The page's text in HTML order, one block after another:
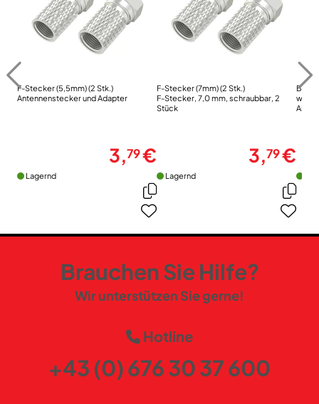
F-Stecker (5,5mm) (2 Stk.)
Antennenstecker und Adapter
3,79€
Lagernd
F-Stecker (7mm) (2 Stk.)
F-Stecker, 7,0 mm, schraubbar, 2
Stück
3,79€
Lagernd
BK/
weiss
Brauchen Sie Hilfe?
Wir unterstützen Sie gerne!
Hotline
+43 (0) 676 30 37 600